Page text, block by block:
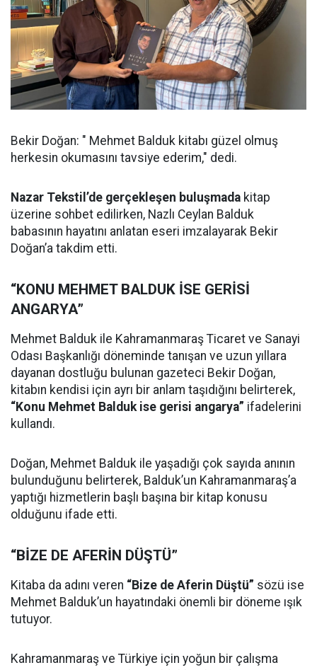
Bekir Doğan: " Mehmet Balduk kitabı güzel olmuş
herkesin okumasını tavsiye ederim," dedi.
Nazar Tekstil’de gerçekleşen buluşmada kitap
üzerine sohbet edilirken, Nazlı Ceylan Balduk
babasının hayatını anlatan eseri imzalayarak Bekir
Doğan’a takdim etti.
“KONU MEHMET BALDUK İSE GERİSİ
ANGARYA”
Mehmet Balduk ile Kahramanmaraş Ticaret ve Sanayi
Odası Başkanlığı döneminde tanışan ve uzun yıllara
dayanan dostluğu bulunan gazeteci Bekir Doğan,
kitabın kendisi için ayrı bir anlam taşıdığını belirterek,
“Konu Mehmet Balduk ise gerisi angarya” ifadelerini
kullandı.
Doğan, Mehmet Balduk ile yaşadığı çok sayıda anının
bulunduğunu belirterek, Balduk’un Kahramanmaraş’a
yaptığı hizmetlerin başlı başına bir kitap konusu
olduğunu ifade etti.
“BİZE DE AFERİN DÜŞTÜ”
Kitaba da adını veren “Bize de Aferin Düştü” sözü ise
Mehmet Balduk’un hayatındaki önemli bir döneme ışık
tutuyor.
Kahramanmaraş ve Türkiye için yoğun bir çalışma